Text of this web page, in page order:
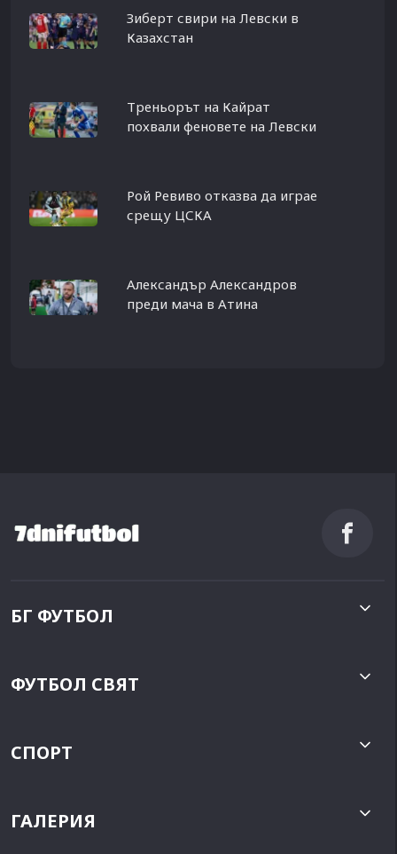
Зиберт свири на Левски в
Казахстан
Треньорът на Кайрат
похвали феновете на Левски
Рой Ревиво отказва да играе
срещу ЦСКА
Александър Александров
преди мача в Атина
БГ ФУТБОЛ
ФУТБОЛ СВЯТ
СПОРТ
ГАЛЕРИЯ